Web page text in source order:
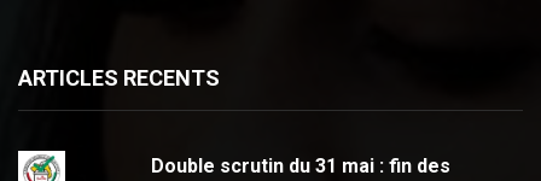
ARTICLES RECENTS
Double scrutin du 31 mai : fin des